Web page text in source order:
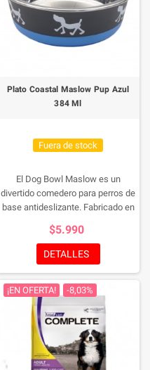
Plato Coastal Maslow Pup Azul
384 Ml
Fuera de stock
El Dog Bowl Maslow es un
divertido comedero para perros de
base antideslizante. Fabricado en
prueba de herrumbre y apto para
lavavajillas. El fondo de goma
hace que estos cuencos sean
antideslizantes para ayudar a
evitar deslizamientos y derrames.
Estos tazones funcionales están
disponibles en tres tamaños para
acomodar mascotas pequeñas,
medianas y grandes y en tres
divertidas combinaciones de
$5.990
DETALLES
¡EN OFERTA! -8,03%